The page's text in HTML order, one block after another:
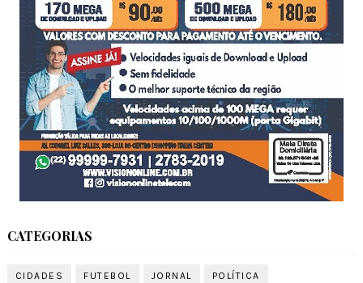
CATEGORIAS
CIDADES FUTEBOL JORNAL POLÍTICA